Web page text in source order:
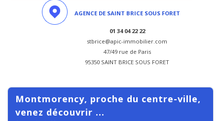
AGENCE DE SAINT BRICE SOUS FORET
01 34 04 22 22
stbrice@apic-immobilier.com
47/49 rue de Paris
95350 SAINT BRICE SOUS FORET
montmorency, proche du centre-ville,
venez découvrir ...